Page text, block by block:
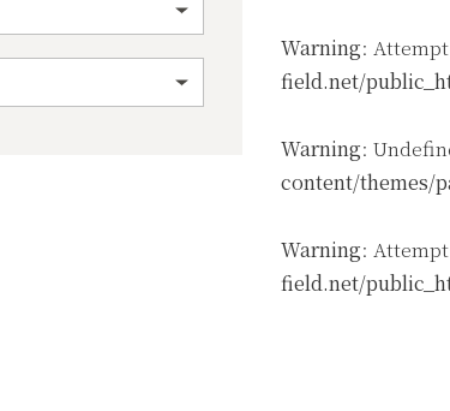
Warning:
field.net/
Warning:
content/themes/
Warning:
field.net/